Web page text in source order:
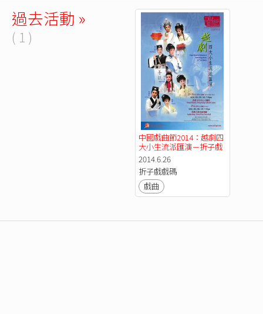
過去活動 »
( 1 )
中國戲曲節2014：越劇四
大小生流派匯演－折子戲
2014.6.26
折子戲戲碼
戲曲